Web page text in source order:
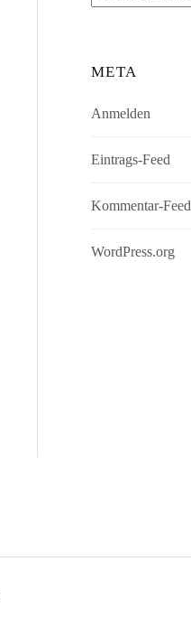
META
Anmelden
Eintrags-Feed
Kommentar-Feed
WordPress.org